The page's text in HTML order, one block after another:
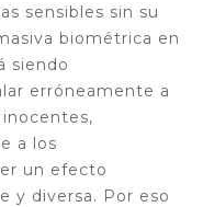
sensibles sin su
biométrica en
siendo
erróneamente a
a los
un efecto
y diversa. Por eso